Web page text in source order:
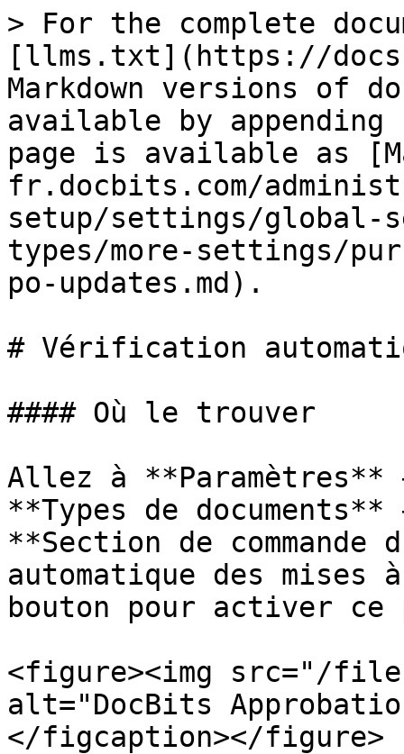
> For the complete
[llms.txt](https://
Markdown versions of
available by
page is available as
fr.docbits.com/
setup/settings/global-
types/more-settings/
po-updates.md).
# Vérification
#### Où le trouver
Allez à **Paramètres**
**Types de
**Section de
automatique des
bouton pour activer ce
<figure><img src="/files/
alt="DocBits
</figcaption></figure>